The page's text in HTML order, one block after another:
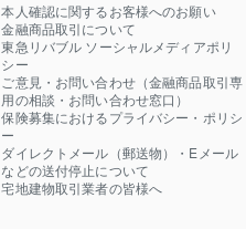
本人確認に関するお客様へのお願い
金融商品取引について
東急リバブル ソーシャルメディアポリ
シー
ご意見・お問い合わせ（金融商品取引専
用の相談・お問い合わせ窓口）
保険募集におけるプライバシー・ポリシ
ー
ダイレクトメール（郵送物）・Eメール
などの送付停止について
宅地建物取引業者の皆様へ